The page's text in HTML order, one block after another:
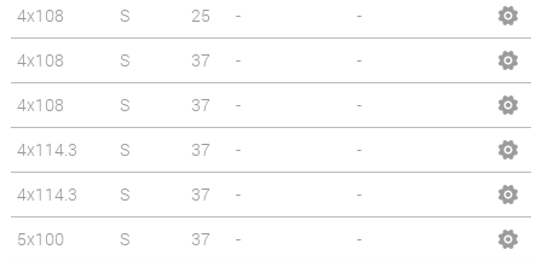
4x108
S 25 -
-
4x108
S 37 -
-
4x108
S 37 -
-
4x114.3
S 37 -
-
4x114.3
S 37 -
-
5x100
S 37 -
-